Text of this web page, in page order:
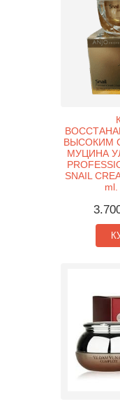
ВЫСОКИМ
МУЦИНА
SNAIL